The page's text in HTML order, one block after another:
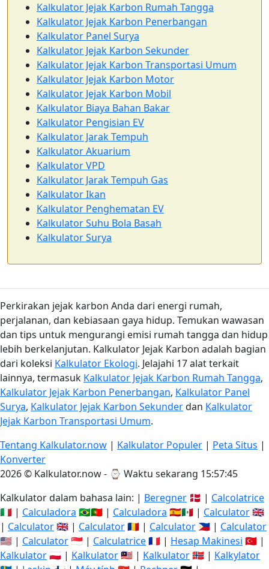
Kalkulator Jejak Karbon Rumah Tangga
Kalkulator Jejak Karbon Penerbangan
Kalkulator Panel Surya
Kalkulator Jejak Karbon Sekunder
Kalkulator Jejak Karbon Transportasi Umum
Kalkulator Jejak Karbon Motor
Kalkulator Jejak Karbon Mobil
Kalkulator Biaya Bahan Bakar
Kalkulator Pengisian EV
Kalkulator Jarak Tempuh
Kalkulator Akuarium
Kalkulator VPD
Kalkulator Jarak Tempuh Gas
Kalkulator Ikan
Kalkulator Penghematan EV
Kalkulator Suhu Bola Basah
Kalkulator Surya
Perkirakan jejak karbon Anda dari energi rumah,
perjalanan, dan kebiasaan gaya hidup. Temukan wawasan
dan tips untuk mengurangi emisi rumah tangga dan hidup
lebih berkelanjutan. Kalkulator Jejak Karbon adalah bagian
dari koleksi Kalkulator Ekologi. Jelajahi 17 alat terkait
lainnya, termasuk Kalkulator Jejak Karbon Rumah Tangga,
Kalkulator Jejak Karbon Penerbangan, Kalkulator Panel
Surya, Kalkulator Jejak Karbon Sekunderdan Kalkulator
Jejak Karbon Transportasi Umum.
Tentang Kalkulator.now | Kalkulator Populer | Peta Situs |
Konverter
2026 © Kalkulator.now - ⌚ Waktu sekarang 15:57:45
Kalkulator dalam bahasa lain: | Beregner 🇩🇰 | Calcolatrice
🇮🇹 | Calculadora 🇧🇷🇵🇹 | Calculadora 🇪🇸🇲🇽 | Calculator🇬🇧
| Calculator🇬🇧 | Calculator🇷🇴 | Calculator 🇵🇭 | Calculator
🇺🇸 | Calculator🇸🇬 | Calculatrice🇫🇷 | Hesap Makinesi 🇹🇷 |
Kalkulator🇵🇱 | Kalkulator🇲🇾 | Kalkulator🇳🇴 | Kalkylator